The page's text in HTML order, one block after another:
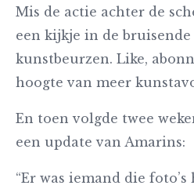
Mis de actie achter de
een kijkje in de
kunstbeurzen. Like,
hoogte van meer
En toen volgde twee
een update van Amarins:
“Er was iemand die